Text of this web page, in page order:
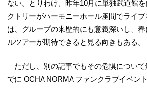
ない。とりわけ、昨年10月に単独武道館
クトリーがハーモニーホール座間でライブ
は、グループの来歴的にも意義深いし、
ルツアーが期待できると見る向きもある。
ただし、別の記事でもその危惧について触れたように、す
でに OCHA NORMA ファンクラブイベン